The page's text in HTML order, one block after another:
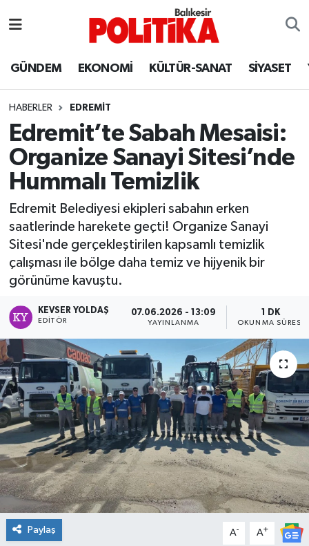
GÜNDEM EKONOMİ KÜLTÜR-SANAT SİYASET
HABERLER EDREMIT
Edremit’te Sabah Mesaisi:
Organize Sanayi Sitesi’nde
Hummalı Temizlik
Edremit Belediyesi ekipleri sabahın erken
saatlerinde harekete geçti! Organize Sanayi
Sitesi'nde gerçekleştirilen kapsamlı temizlik
çalışması ile bölge daha temiz ve hijyenik bir
görünüme kavuştu.
KEVSER YOLDAŞ
EDITÖR
07.06.2026 - 13:09
YAYINLANMA
1 DK
OKUNMA SÜRESI
Paylaş A- A+
Ayvalık
Bandırma
Bigadiç
BİYOGRAFİLER
Burhaniye
Dursunbey
Edremit
EĞİTİM
EKONOMİ
Erdek
Balıkesir Hava Durumu
Balıkesir Namaz Vakitleri
Balıkesir Trafik Yoğunluk Haritası
Süper Lig Puan Durumu ve Fikstür
Tüm Manşetler
Son Dakika Haberleri